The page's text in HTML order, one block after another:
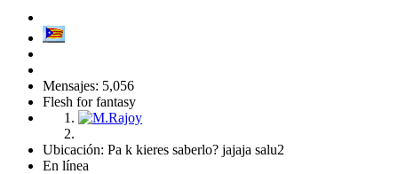
Mensajes: 5,056
Flesh for fantasy
Ubicación: Pa k kieres saberlo? jajaja salu2
En línea